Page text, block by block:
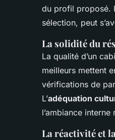
du profil proposé.
sélection, peut
La solidité du
La qualité d’un
meilleurs mettent
vérifications de
L’adéquation
l’ambiance interne
La réactivité et